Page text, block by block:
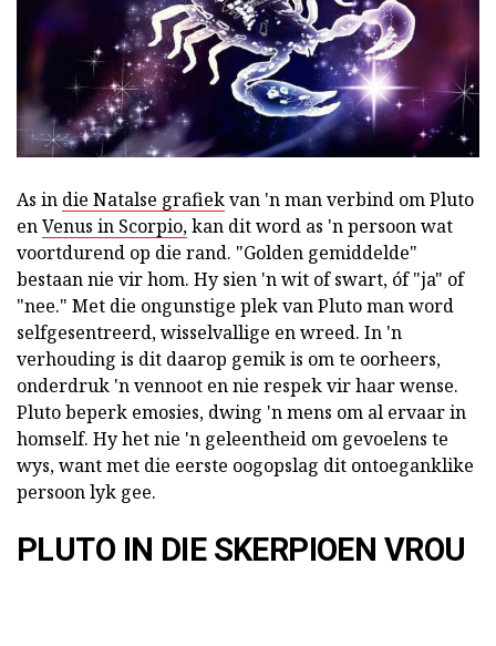
As in die Natalse grafiekvan 'n man verbind om Pluto
enVenus in Scorpio,kan dit word as 'n persoon wat
voortdurend op die rand. "Golden gemiddelde"
bestaan nie vir hom. Hy sien 'n wit of swart, óf "ja" of
"nee." Met die ongunstige plek van Pluto man word
selfgesentreerd, wisselvallige en wreed. In 'n
verhouding is dit daarop gemik is om te oorheers,
onderdruk 'n vennoot en nie respek vir haar wense.
Pluto beperk emosies, dwing 'n mens om al ervaar in
homself. Hy het nie 'n geleentheid om gevoelens te
wys, want met die eerste oogopslag dit ontoeganklike
persoon lyk gee.
PLUTO IN DIE SKERPIOEN VROU